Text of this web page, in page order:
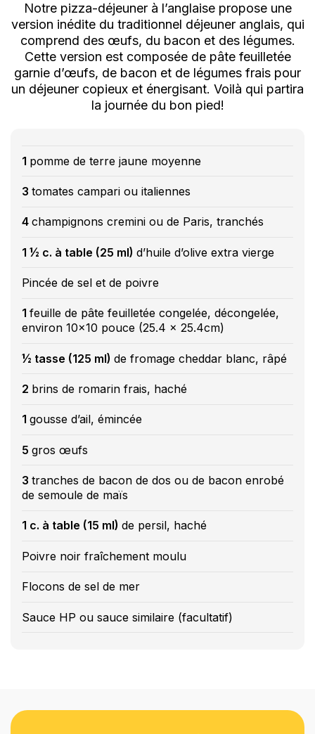
Notre pizza-déjeuner à l’anglaise propose une
version inédite du traditionnel déjeuner anglais, qui
comprend des œufs, du bacon et des légumes.
Cette version est composée de pâte feuilletée
garnie d’œufs, de bacon et de légumes frais pour
un déjeuner copieux et énergisant. Voilà qui partira
la journée du bon pied!
1 pomme de terre jaune moyenne
3 tomates campari ou italiennes
4 champignons cremini ou de Paris, tranchés
1 ½ c. à table (25 ml) d’huile d’olive extra vierge
Pincée de sel et de poivre
1 feuille de pâte feuilletée congelée, décongelée,
environ 10x10 pouce (25.4 x 25.4cm)
½ tasse (125 ml) de fromage cheddar blanc, râpé
2 brins de romarin frais, haché
1 gousse d’ail, émincée
5 gros œufs
3 tranches de bacon de dos ou de bacon enrobé
de semoule de maïs
1 c. à table (15 ml) de persil, haché
Poivre noir fraîchement moulu
Flocons de sel de mer
Sauce HP ou sauce similaire (facultatif)